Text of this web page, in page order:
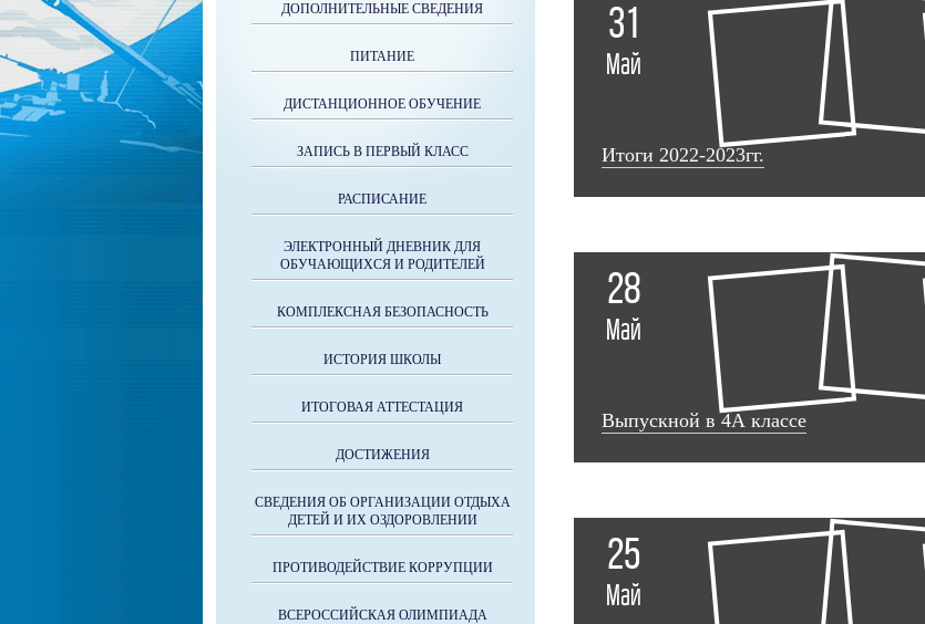
31
Май
Итоги 2022-2023гг.
28
Май
Выпускной в 4А классе
25
Май
ДОПОЛНИТЕЛЬНЫЕ СВЕДЕНИЯ
ПИТАНИЕ
ДИСТАНЦИОННОЕ ОБУЧЕНИЕ
ЗАПИСЬ В ПЕРВЫЙ КЛАСС
РАСПИСАНИЕ
ЭЛЕКТРОННЫЙ ДНЕВНИК ДЛЯ
ОБУЧАЮЩИХСЯ И РОДИТЕЛЕЙ
КОМПЛЕКСНАЯ БЕЗОПАСНОСТЬ
ИСТОРИЯ ШКОЛЫ
ИТОГОВАЯ АТТЕСТАЦИЯ
ДОСТИЖЕНИЯ
СВЕДЕНИЯ ОБ ОРГАНИЗАЦИИ ОТДЫХА
ДЕТЕЙ И ИХ ОЗДОРОВЛЕНИИ
ПРОТИВОДЕЙСТВИЕ КОРРУПЦИИ
ВСЕРОССИЙСКАЯ ОЛИМПИАДА